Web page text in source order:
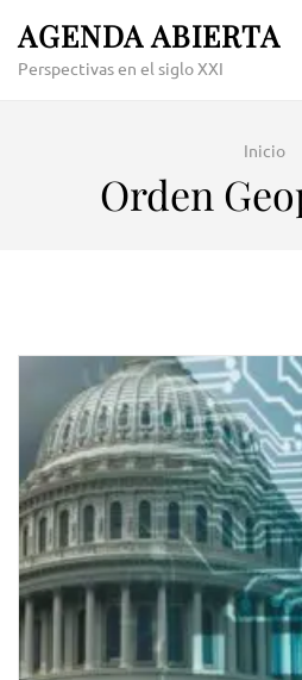
content
AGENDA ABIERTA
Perspectivas en el siglo XXI
Inicio
Orden